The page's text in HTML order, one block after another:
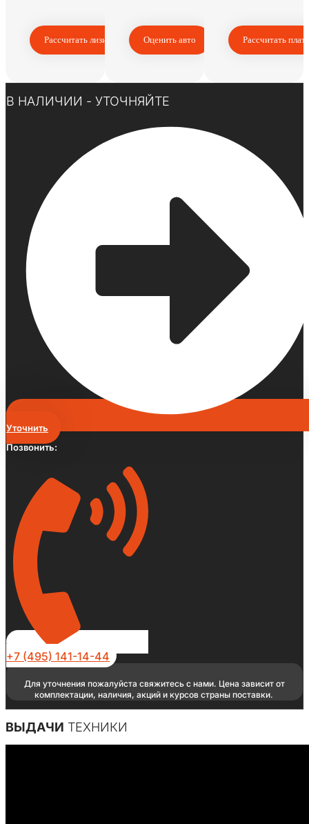
Рассчитать лизинг Оценить авто Рассчитать
В НАЛИЧИИ - УТОЧНЯЙТЕ
Уточнить
Позвонить:
+7 (495) 141-14-44
Для уточнения пожалуйста свяжитесь с нами. Цена зависит от
комплектации, наличия, акций и курсов страны поставки.
ВЫДАЧИ ТЕХНИКИ